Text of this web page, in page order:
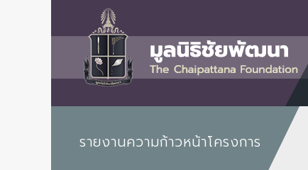
รายงานความก้าวหน้าโครงการ